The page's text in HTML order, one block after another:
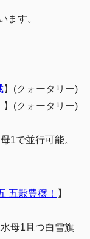
ます。
】(クォータリー)
】(クォータリー)
1で並行可能。
五穀豊穣！ 】
母1且つ白雪旗